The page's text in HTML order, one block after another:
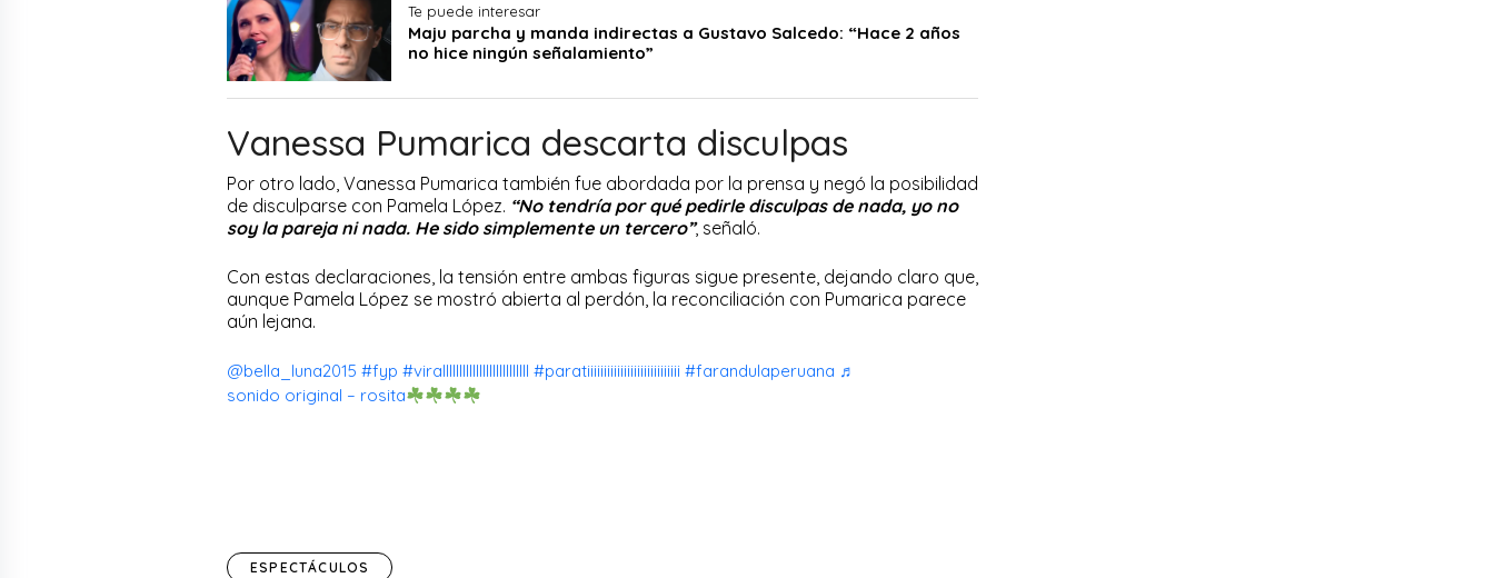
Te puede interesar
Maju parcha y manda indirectas a Gustavo Salcedo: “Hace 2 años
no hice ningún señalamiento”
Vanessa Pumarica descarta disculpas
Por otro lado, Vanessa Pumarica también fue abordada por la prensa y negó la posibilidad
de disculparse con Pamela López. “No tendría por qué pedirle disculpas de nada, yo no
soy la pareja ni nada. He sido simplemente un tercero”, señaló.
Con estas declaraciones, la tensión entre ambas figuras sigue presente, dejando claro que,
aunque Pamela López se mostró abierta al perdón, la reconciliación con Pumarica parece
aún lejana.
@bella_luna2015 #fyp #virallllllllllllllllllllllllll #paratiiiiiiiiiiiiiiiiiiiiiiiiiiii #farandulaperuana ♬
sonido original – rosita
ESPECTÁCULOS